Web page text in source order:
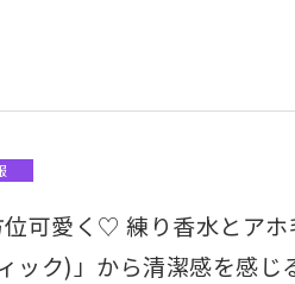
位可愛く♡ 練り香水とア
ック)」から清潔感を感じ